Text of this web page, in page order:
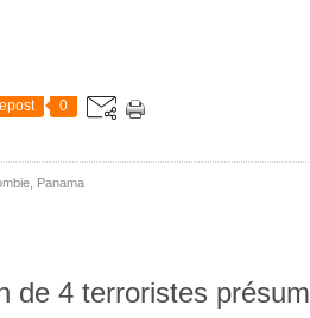
0
Panama
de 4 terroristes